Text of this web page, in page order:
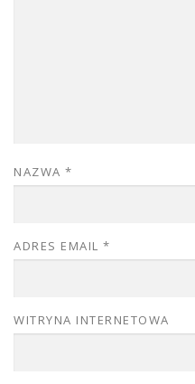
NAZWA *
ADRES EMAIL *
WITRYNA INTERNETOWA